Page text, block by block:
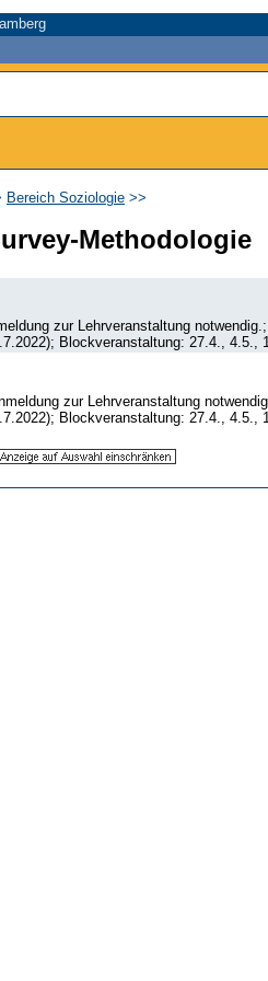
Bereich Soziologie >>
Methodologie
zur Lehrveranstaltung
Blockveranstaltung: 27.4., 4.5.,
zur Lehrveranstaltung
Blockveranstaltung: 27.4., 4.5.,